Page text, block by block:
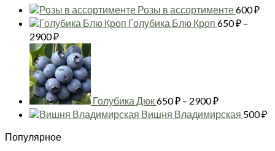
Розы в ассортименте600₽
Голубика Блю Кроп 650₽ –
2900₽Диапазон
цен:
650 ₽
–
2900 ₽
Голубика Дюк650₽ – 2900₽2900 ₽
Вишня Владимирская 500₽
Популярное